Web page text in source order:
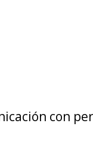
con